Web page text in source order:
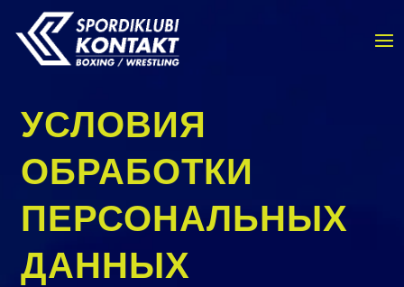
УСЛОВИЯ
ОБРАБОТКИ
ПЕРСОНАЛЬНЫХ
ДАННЫХ